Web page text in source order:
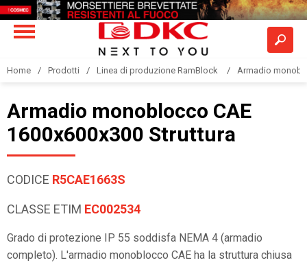
Home Prodotti Linea di produzione RamBlock Armadio
Armadio monoblocco CAE
1600x600x300 Struttura
CODICE R5CAE1663S
CLASSE ETIM EC002534
Grado di protezione IP 55 soddisfa NEMA 4 (armadio
completo). L'armadio monoblocco CAE ha la struttura chiusa